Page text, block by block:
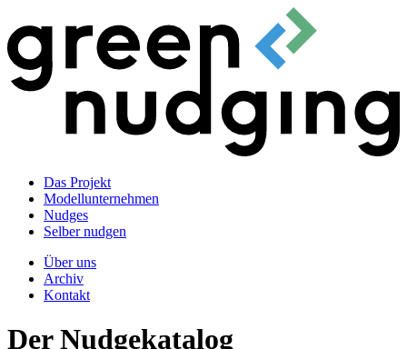
Das Projekt
Modellunternehmen
Nudges
Selber nudgen
Über uns
Archiv
Kontakt
Der Nudgekatalog